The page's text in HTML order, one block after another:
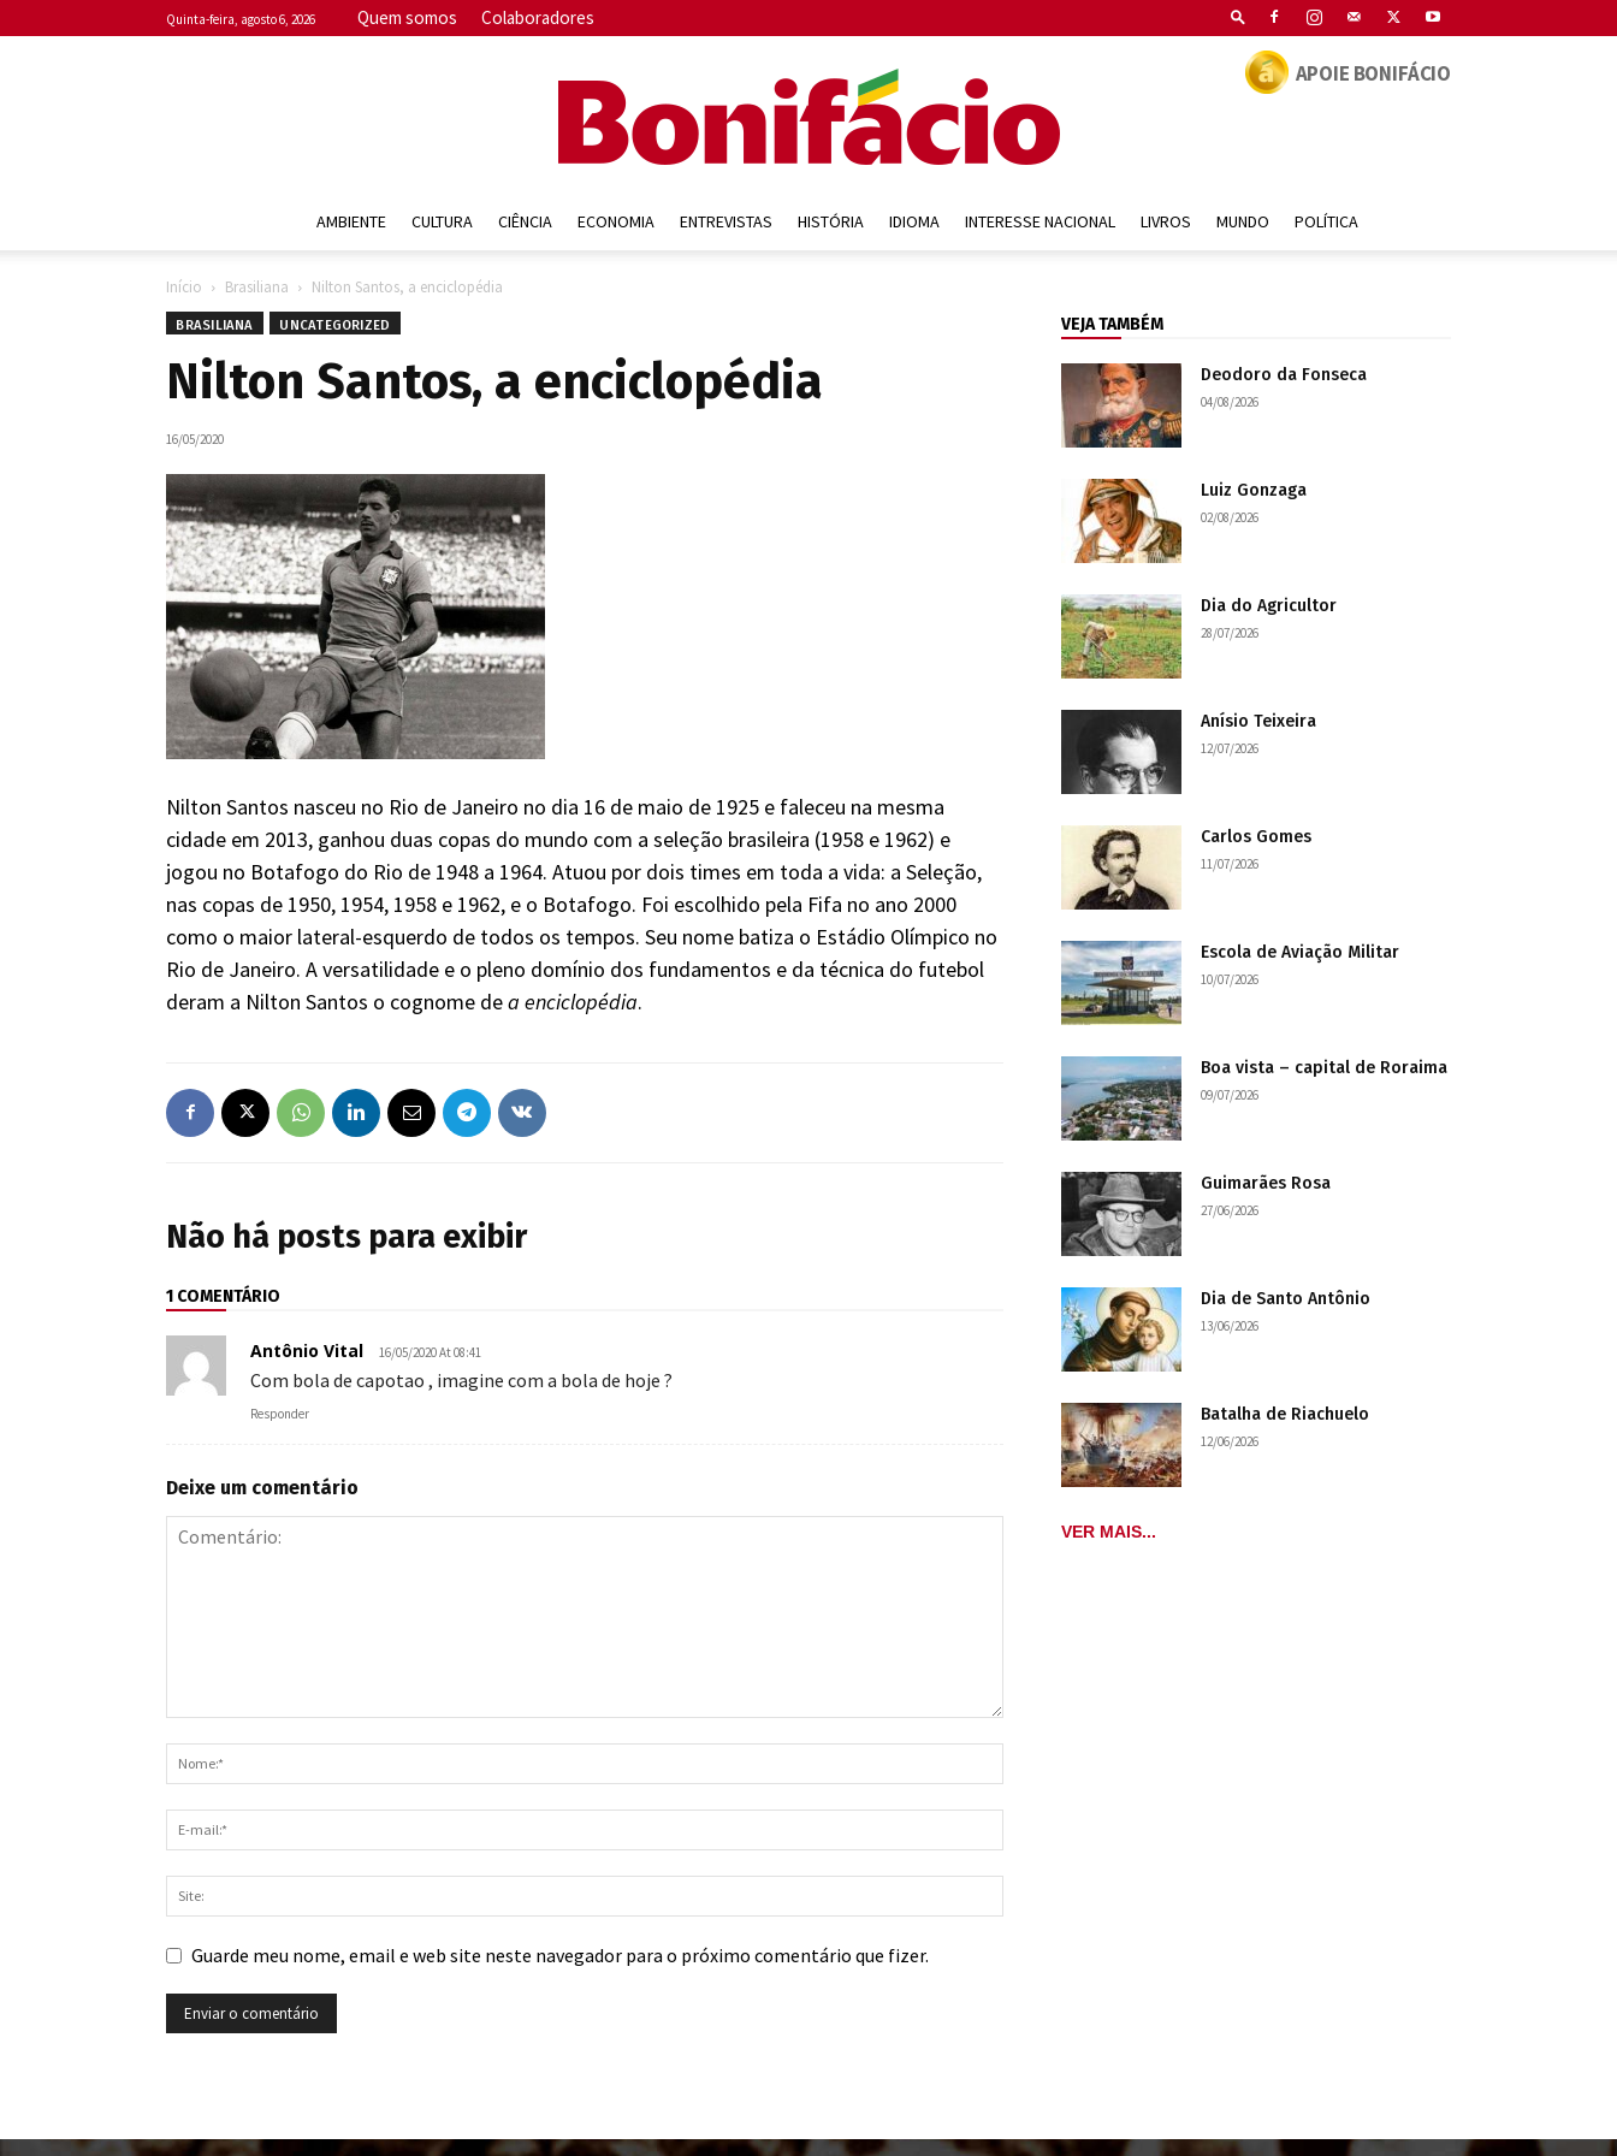
quinta-feira, agosto 6, 2026 Quem somos Colaboradores
APOIE BONIFÁCIO
AMBIENTE CULTURA CIÊNCIA ECONOMIA ENTREVISTAS HISTÓRIA IDIOMA INTERESSE NACIONAL LIVROS MUNDO POLÍTICA
Início Brasiliana Nilton Santos, a enciclopédia
BRASILIANA UNCATEGORIZED
Nilton Santos, a enciclopédia
16/05/2020
Nilton Santos nasceu no Rio de Janeiro no dia 16 de maio de 1925 e faleceu na mesma
cidade em 2013, ganhou duas copas do mundo com a seleção brasileira (1958 e 1962) e
jogou no Botafogo do Rio de 1948 a 1964. Atuou por dois times em toda a vida: a Seleção,
nas copas de 1950, 1954, 1958 e 1962, e o Botafogo. Foi escolhido pela Fifa no ano 2000
como o maior lateral-esquerdo de todos os tempos. Seu nome batiza o Estádio Olímpico no
Rio de Janeiro. A versatilidade e o pleno domínio dos fundamentos e da técnica do futebol
deram a Nilton Santos o cognome dea enciclopédia.
Não há posts para exibir
1 COMENTÁRIO
Antônio Vital 16/05/2020 At 08:41
Com bola de capotao , imagine com a bola de hoje ?
Responder
Deixe um comentário
Guarde meu nome, email e web site neste navegador para o próximo comentário que fizer.
VEJA TAMBÉM
Deodoro da Fonseca
04/08/2026
Luiz Gonzaga
02/08/2026
Dia do Agricultor
28/07/2026
Anísio Teixeira
12/07/2026
Carlos Gomes
11/07/2026
Escola de Aviação Militar
10/07/2026
Boa vista – capital de Roraima
09/07/2026
Guimarães Rosa
27/06/2026
Dia de Santo Antônio
13/06/2026
Batalha de Riachuelo
12/06/2026
VER MAIS...